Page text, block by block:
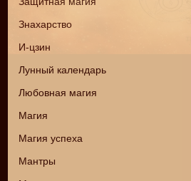
Знахарство
И-цзин
Лунный календарь
Любовная магия
Магия
Магия успеха
Мантры